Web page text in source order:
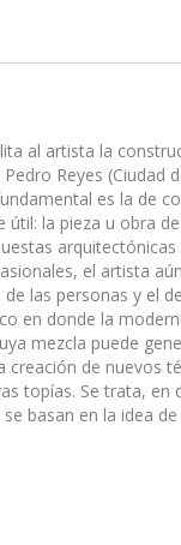
al artista la
Reyes (Ciudad
es la de
la pieza u obra
el artista
las personas y el
en donde la
mezcla puede
de nuevos
topías. Se trata,
basan en la idea